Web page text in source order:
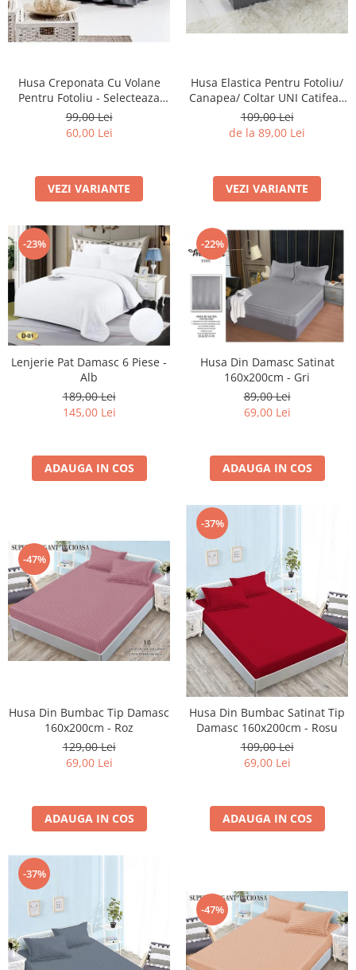
Husa Creponata Cu Volane
Pentru Fotoliu - Selecteaza
Culoarea Dorita
99,00 Lei
60,00 Lei
VEZI VARIANTE
Husa Elastica Pentru Fotoliu/
Canapea/ Coltar UNI Catifea -
Gri Inchis
109,00 Lei
de la 89,00 Lei
VEZI VARIANTE
-23%
Lenjerie Pat Damasc 6 Piese -
Alb
189,00 Lei
145,00 Lei
ADAUGA IN COS
-22%
Husa Din Damasc Satinat
160x200cm - Gri
89,00 Lei
69,00 Lei
ADAUGA IN COS
-47%
Husa Din Bumbac Tip Damasc
160x200cm - Roz
129,00 Lei
69,00 Lei
ADAUGA IN COS
-37%
Husa Din Bumbac Satinat Tip
Damasc 160x200cm - Rosu
109,00 Lei
69,00 Lei
ADAUGA IN COS
-37%
-47%